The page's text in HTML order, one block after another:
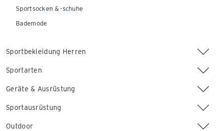
Sportsocken & -schuhe
Bademode
Sportbekleidung Herren
Sportarten
Geräte & Ausrüstung
Sportausrüstung
Outdoor